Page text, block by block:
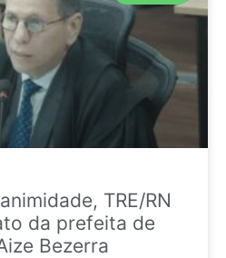
TRE/RN
da prefeita de
Bezerra